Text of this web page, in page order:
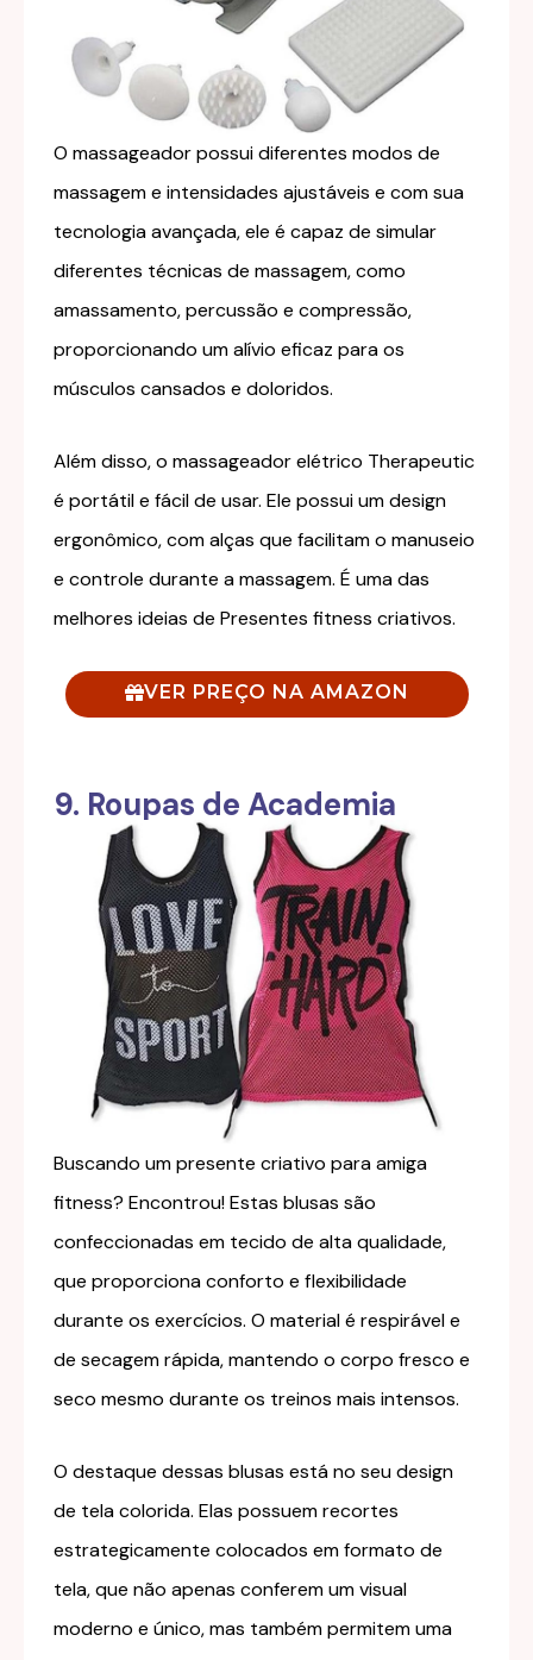
O massageador possui diferentes modos de
massagem e intensidades ajustáveis e com sua
tecnologia avançada, ele é capaz de simular
diferentes técnicas de massagem, como
amassamento, percussão e compressão,
proporcionando um alívio eficaz para os
músculos cansados e doloridos.
Além disso, o massageador elétrico Therapeutic
é portátil e fácil de usar. Ele possui um design
ergonômico, com alças que facilitam o manuseio
e controle durante a massagem. É uma das
melhores ideias de Presentes fitness criativos.
VER PREÇO NA AMAZON
9. Roupas de Academia
Buscando um presente criativo para amiga
fitness? Encontrou! Estas blusas são
confeccionadas em tecido de alta qualidade,
que proporciona conforto e flexibilidade
durante os exercícios. O material é respirável e
de secagem rápida, mantendo o corpo fresco e
seco mesmo durante os treinos mais intensos.
O destaque dessas blusas está no seu design
de tela colorida. Elas possuem recortes
estrategicamente colocados em formato de
tela, que não apenas conferem um visual
moderno e único, mas também permitem uma